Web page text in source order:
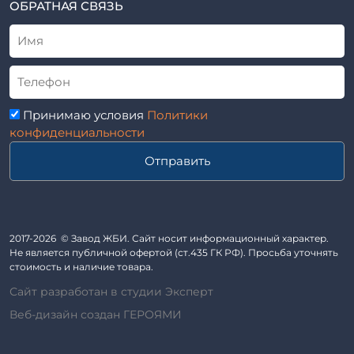
Трубы асбоцементные
Приставки железобетонные (пасынки) Серия 3.407-57 и
ГОСТ 14295-75
Лестничные марши
Автопавильоны
Анкера железобетонные
Балки железобетонные
Блоки железобетонные
Кабины санитарно-технические
Капители колонн
ТУ
Альбом
ОБРАТНАЯ СВЯЗЬ
Принимаю условия Политики
конфиденциальности
Отправить
2017-2026 © Завод ЖБИ. Сайт носит информационный характер.
Не является публичной офертой (ст.435 ГК РФ). Просьба уточнять
стоимость и наличие товара.
Сайт разработан в студии Эксперт
Веб-дизайн создан ГЕРОЯМИ